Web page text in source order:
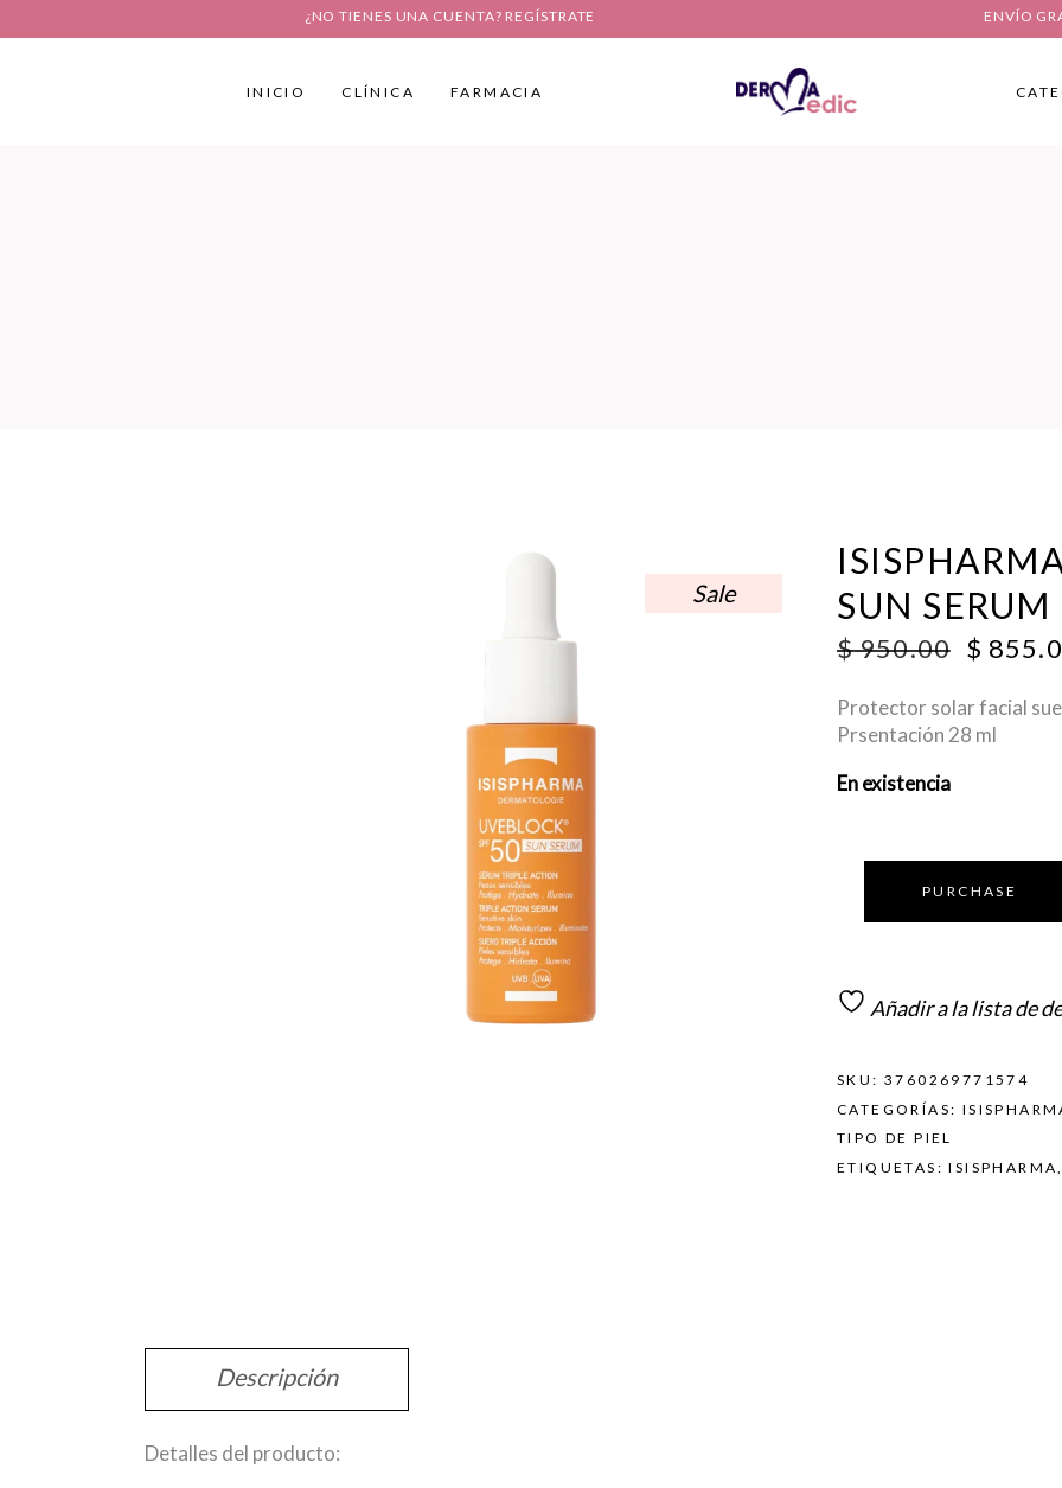
¿NO TIENES UNA CUENTA? REGÍSTRATE ENVÍO
INICIO CLÍNICA FARMACIA
Sale
SUN SERUM
$950.00
WAS:
$
$
Protector solar facial
Prsentación 28 ml
En existencia
PURCHASE
Añadir a la lista de
SKU: 3760269771574
CATEGORÍAS:
TIPO DE PIEL
ETIQUETAS:ISISPHARMA
Descripción
Detalles del producto: